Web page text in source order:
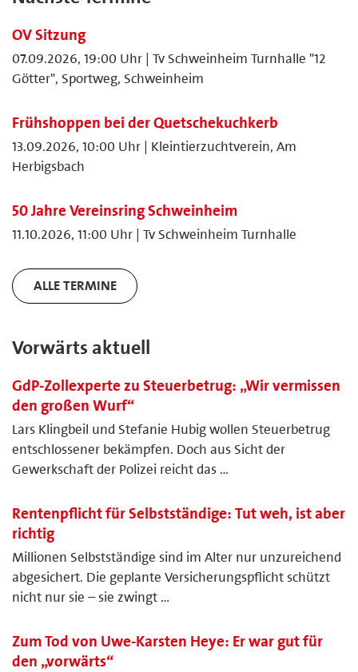
OV Sitzung
07.09.2026, 19:00 Uhr | Tv Schweinheim Turnhalle "12
Götter", Sportweg, Schweinheim
Frühshoppen bei der Quetschekuchkerb
13.09.2026, 10:00 Uhr | Kleintierzuchtverein, Am
Herbigsbach
50 Jahre Vereinsring Schweinheim
11.10.2026, 11:00 Uhr | Tv Schweinheim Turnhalle
ALLE TERMINE
Vorwärts aktuell
GdP-Zollexperte zu Steuerbetrug: „Wir vermissen
den großen Wurf“
Lars Klingbeil und Stefanie Hubig wollen Steuerbetrug
entschlossener bekämpfen. Doch aus Sicht der
Gewerkschaft der Polizei reicht das …
Rentenpflicht für Selbstständige: Tut weh, ist aber
richtig
Millionen Selbstständige sind im Alter nur unzureichend
abgesichert. Die geplante Versicherungspflicht schützt
nicht nur sie – sie zwingt …
Zum Tod von Uwe-Karsten Heye: Er war gut für
den „vorwärts“